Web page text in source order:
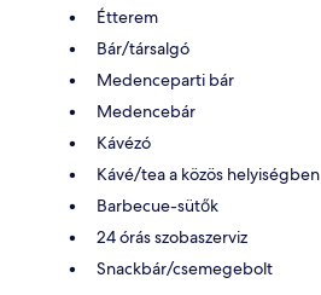
Étterem
Bár/társalgó
Medenceparti bár
Medencebár
Kávézó
Kávé/tea a közös helyiségben
Barbecue-sütők
24 órás szobaszerviz
Snackbár/csemegebolt